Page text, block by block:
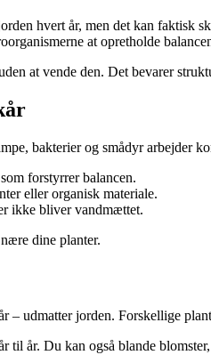
hvert år, men det kan faktisk
at opretholde
at vende den. Det bevarer
bakterier og smådyr arbejder
forstyrrer balancen.
eller organisk materiale.
ikke bliver vandmættet.
dine planter.
– udmatter jorden. Forskellige
til år. Du kan også blande